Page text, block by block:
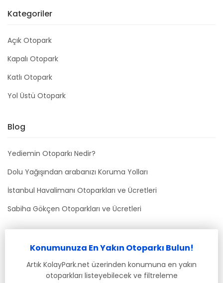
Kategoriler
Açık Otopark
Kapalı Otopark
Katlı Otopark
Yol Üstü Otopark
Blog
Yediemin Otoparkı Nedir?
Dolu Yağışından arabanızı Koruma Yolları
İstanbul Havalimanı Otoparkları ve Ücretleri
Sabiha Gökçen Otoparkları ve Ücretleri
Konumunuza En Yakın Otoparkı Bulun!
Artık KolayPark.net üzerinden konumuna en yakın
otoparkları listeyebilecek ve filtreleme